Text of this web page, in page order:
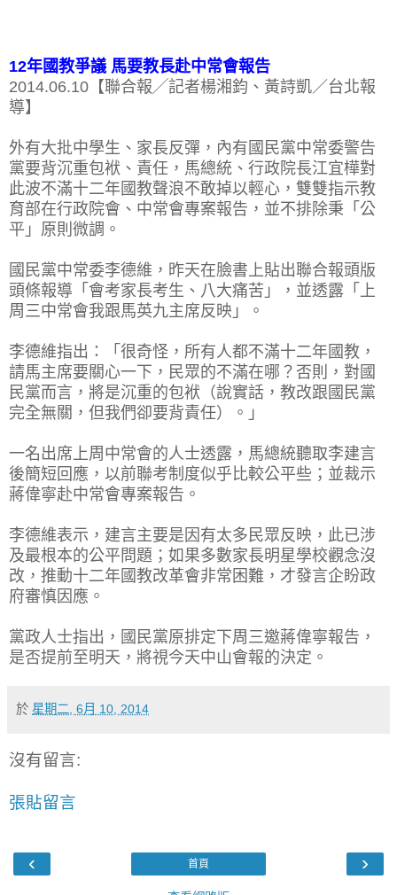
12年國教爭議 馬要教長赴中常會報告
2014.06.10【聯合報╱記者楊湘鈞、黃詩凱／台北報
導】
外有大批中學生、家長反彈，內有國民黨中常委警告
黨要背沉重包袱、責任，馬總統、行政院長江宜樺對
此波不滿十二年國教聲浪不敢掉以輕心，雙雙指示教
育部在行政院會、中常會專案報告，並不排除秉「公
平」原則微調。
國民黨中常委李德維，昨天在臉書上貼出聯合報頭版
頭條報導「會考家長考生、八大痛苦」，並透露「上
周三中常會我跟馬英九主席反映」。
李德維指出：「很奇怪，所有人都不滿十二年國教，
請馬主席要關心一下，民眾的不滿在哪？否則，對國
民黨而言，將是沉重的包袱（說實話，教改跟國民黨
完全無關，但我們卻要背責任）。」
一名出席上周中常會的人士透露，馬總統聽取李建言
後簡短回應，以前聯考制度似乎比較公平些；並裁示
蔣偉寧赴中常會專案報告。
李德維表示，建言主要是因有太多民眾反映，此已涉
及最根本的公平問題；如果多數家長明星學校觀念沒
改，推動十二年國教改革會非常困難，才發言企盼政
府審慎因應。
黨政人士指出，國民黨原排定下周三邀蔣偉寧報告，
是否提前至明天，將視今天中山會報的決定。
於 星期二, 6月 10, 2014
沒有留言:
張貼留言
‹ ›
首頁